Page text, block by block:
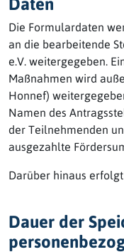
Daten
Die Formulardaten
an die bearbeitende
e.V. weitergegeben.
Maßnahmen wird
Honnef)
Namen des
der Teilnehmenden
ausgezahlte
Darüber hinaus
Dauer der